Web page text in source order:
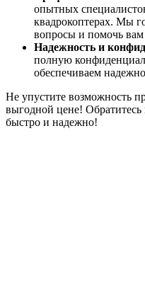
опытных
квадрокоптерах. Мы
вопросы и помочь вам
Надежность и
полную
обеспечиваем
Не упустите возможность
выгодной цене! Обратитесь
быстро и надежно!